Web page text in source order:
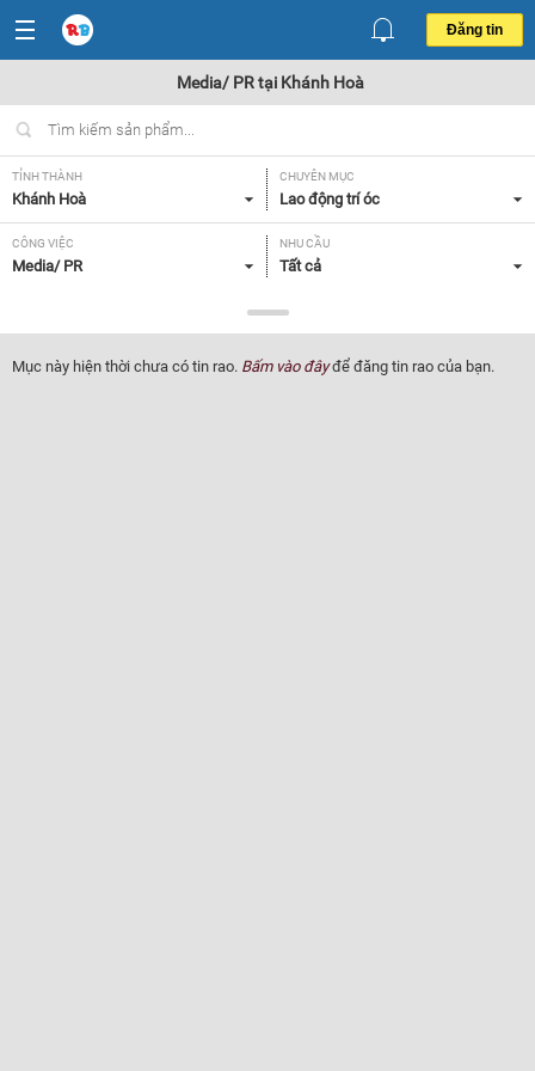
Đăng tin
Media/ PR tại Khánh Hoà
TỈNH THÀNH
Khánh Hoà
CHUYÊN MỤC
Lao động trí óc
CÔNG VIỆC
Media/ PR
NHU CẦU
Tất cả
Tất cả
Mục này hiện thời chưa có tin rao. Bấm vào đâyđể đăng tin rao của bạn.